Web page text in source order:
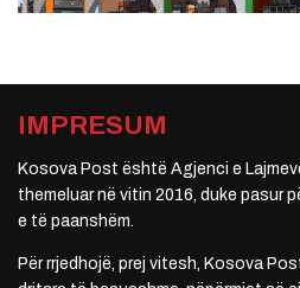
IMPRESUM
Kosova Post është Agjenci e
themeluar në vitin 2016, duke pasur
e të paanshëm.
Për rrjedhojë, prej vitesh, Kosova